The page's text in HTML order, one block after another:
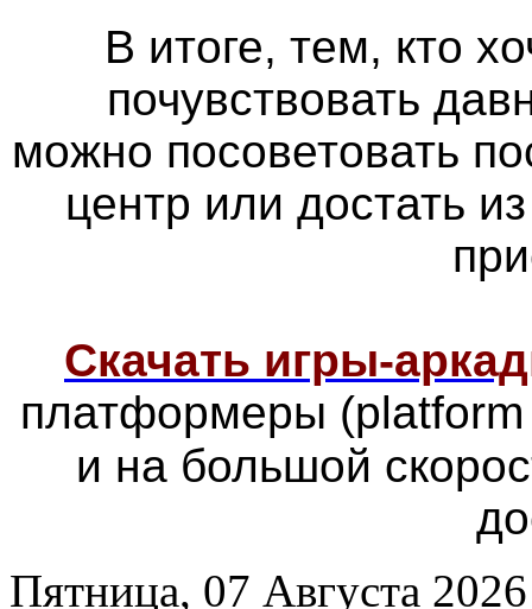
В итоге, тем, кто
почувствовать
можно посоветовать
центр или достать
Скачать игры-
платформеры
и на большой
Пятница, 07 Августа 2026